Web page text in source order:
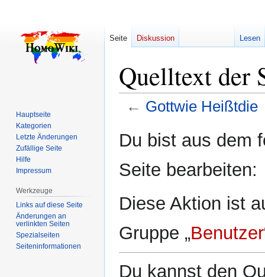
Quelltext der
← Gottwie Heißtdie
Navigation
Suche
Du bist aus dem
Seite bearbeiten:
Diese Aktion ist
Gruppe „Benutzer
Du kannst den
Seite Diskussion Lesen
Hauptseite
Kategorien
Letzte Änderungen
Zufällige Seite
Hilfe
Impressum
Werkzeuge
Links auf diese Seite
Änderungen an
verlinkten Seiten
Spezialseiten
Seiten­­informationen